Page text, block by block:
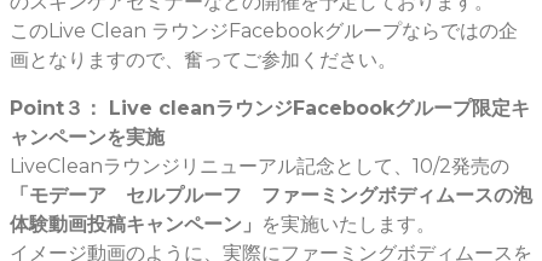
このLive Clean ラウンジFacebookグループならではの企
画となりますので、奮ってご参加ください。
Point３： Live cleanラウンジFacebookグループ限定キ
ャンペーンを実施
LiveCleanラウンジリニューアル記念として、10/2発売の
「モデーア セルプルーフ ファーミングボディムースの泡
体験動画投稿キャンペーン」 を実施いたします。
イメージ動画のように、実際にファーミングボディムースを